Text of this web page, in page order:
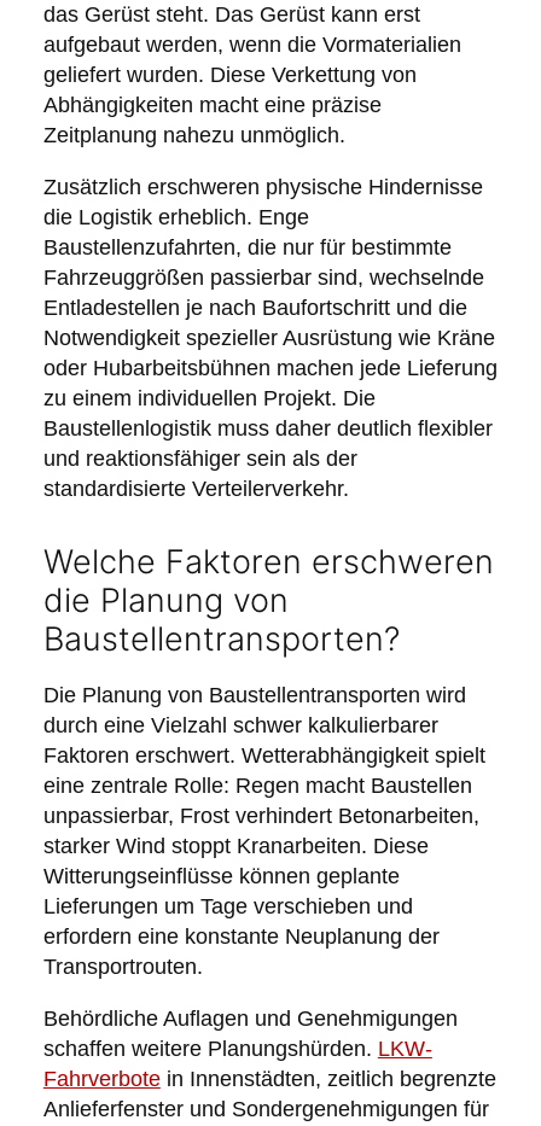
das Gerüst steht. Das Gerüst kann erst
aufgebaut werden, wenn die Vormaterialien
geliefert wurden. Diese Verkettung von
Abhängigkeiten macht eine präzise
Zeitplanung nahezu unmöglich.
Zusätzlich erschweren physische Hindernisse
die Logistik erheblich. Enge
Baustellenzufahrten, die nur für bestimmte
Fahrzeuggrößen passierbar sind, wechselnde
Entladestellen je nach Baufortschritt und die
Notwendigkeit spezieller Ausrüstung wie Kräne
oder Hubarbeitsbühnen machen jede Lieferung
zu einem individuellen Projekt. Die
Baustellenlogistik muss daher deutlich flexibler
und reaktionsfähiger sein als der
standardisierte Verteilerverkehr.
Welche Faktoren erschweren
die Planung von
Baustellentransporten?
Die Planung von Baustellentransporten wird
durch eine Vielzahl schwer kalkulierbarer
Faktoren erschwert. Wetterabhängigkeit spielt
eine zentrale Rolle: Regen macht Baustellen
unpassierbar, Frost verhindert Betonarbeiten,
starker Wind stoppt Kranarbeiten. Diese
Witterungseinflüsse können geplante
Lieferungen um Tage verschieben und
erfordern eine konstante Neuplanung der
Transportrouten.
Behördliche Auflagen und Genehmigungen
schaffen weitere Planungshürden. LKW-
Fahrverbotein Innenstädten, zeitlich begrenzte
Anlieferfenster und Sondergenehmigungen für